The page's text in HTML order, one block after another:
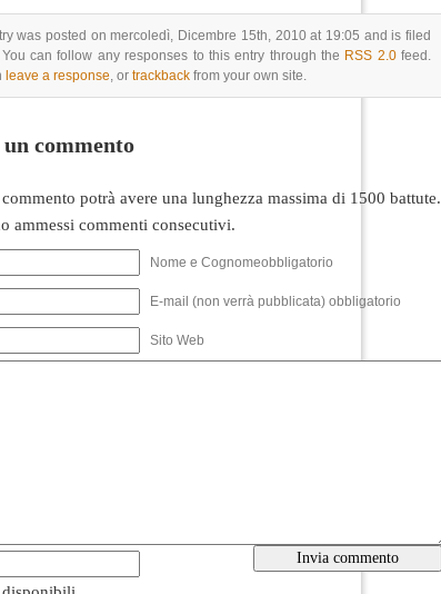
was posted on mercoledì, Dicembre 15th, 2010 at 19:05 and is filed
can follow any responses to this entry through the RSS 2.0feed.
leave a response , or trackback from your own site.
commento
potrà avere una lunghezza massima di 1500 battute.
ammessi commenti consecutivi.
Nome e Cognomeobbligatorio
E-mail (non verrà pubblicata) obbligatorio
Sito Web